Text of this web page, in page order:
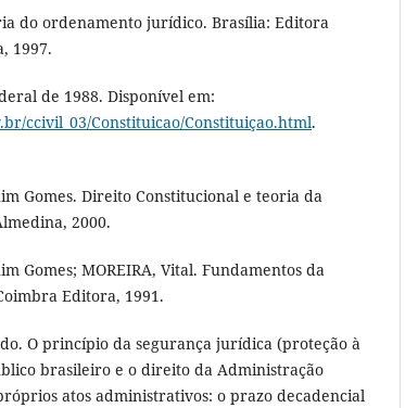
do ordenamento jurídico. Brasília: Editora
1997.
de 1988. Disponível em:
ccivil_03/Constituicao/Constituiçao.html.
Gomes. Direito Constitucional e teoria da
2000.
Gomes; MOREIRA, Vital. Fundamentos da
Editora, 1991.
do. O princípio da segurança jurídica (proteção à
brasileiro e o direito da Administração
atos administrativos: o prazo decadencial